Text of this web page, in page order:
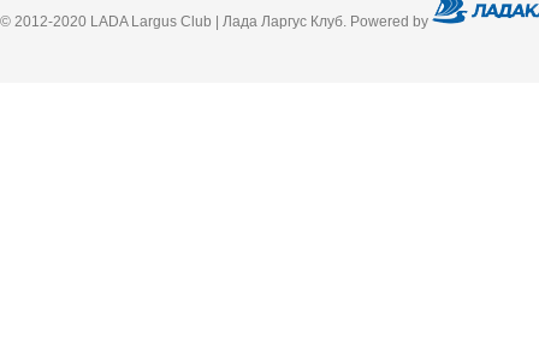
© 2012-2020 LADA Largus Club | Лада Ларгус Клуб. Powered by